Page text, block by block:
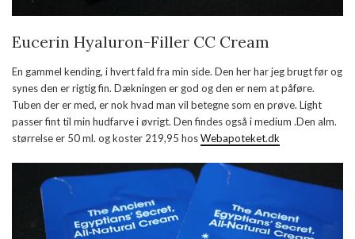
Eucerin Hyaluron-Filler CC Cream
En gammel kending, i hvert fald fra min side. Den her har jeg brugt før og
synes den er rigtig fin. Dækningen er god og den er nem at påføre.
Tuben der er med, er nok hvad man vil betegne som en prøve. Light
passer fint til min hudfarve i øvrigt. Den findes også i medium .Den alm.
størrelse er 50 ml. og koster 219,95 hosWebapoteket.dk